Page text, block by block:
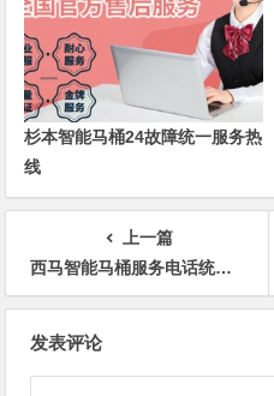
杉本智能马桶24故障统一服务热
线
上一篇
西马智能马桶服务电话统一客服电话24小时客服热线
发表评论